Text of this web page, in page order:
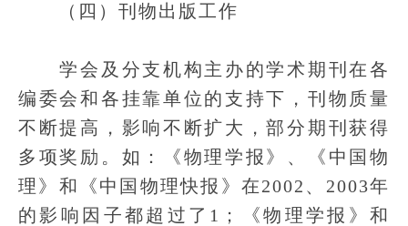
（四）刊物出版工作
学会及分支机构主办的学术期刊在各
编委会和各挂靠单位的支持下，刊物质量
不断提高，影响不断扩大，部分期刊获得
多项奖励。如：《物理学报》、《中国物
理》和《中国物理快报》在2002、2003年
的影响因子都超过了1；《物理学报》和